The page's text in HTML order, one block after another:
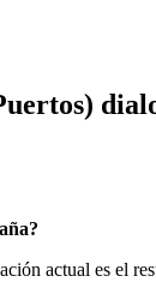
actual es el